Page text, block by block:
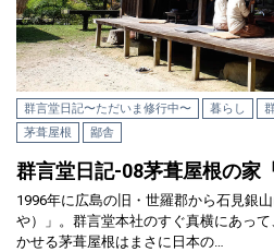
群言堂日記〜ただいま修行中〜 暮らし
茅葺屋根
鄙舎
群言堂日記-08茅葺屋根の家
1996年に広島の旧・世羅郡から石見銀
や）」。群言堂本社のすぐ真横にあっ
かせる茅葺屋根はまさに日本の…